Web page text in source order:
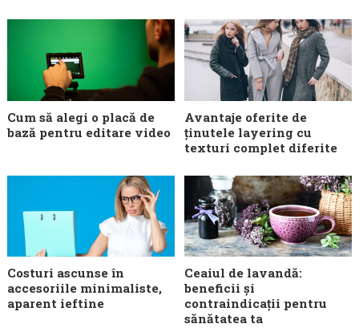
Cum să alegi o placă de
bază pentru editare video
Avantaje oferite de
ținutele layering cu
texturi complet diferite
Costuri ascunse în
accesoriile minimaliste,
aparent ieftine
Ceaiul de lavandă:
beneficii și
contraindicații pentru
sănătatea ta